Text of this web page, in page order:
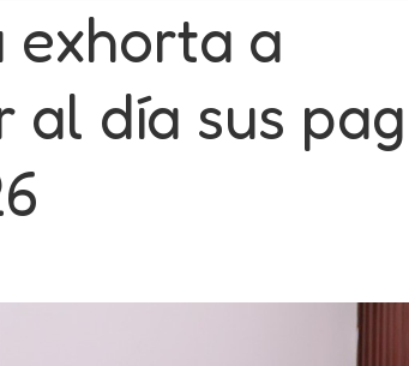
exhorta a
al día sus